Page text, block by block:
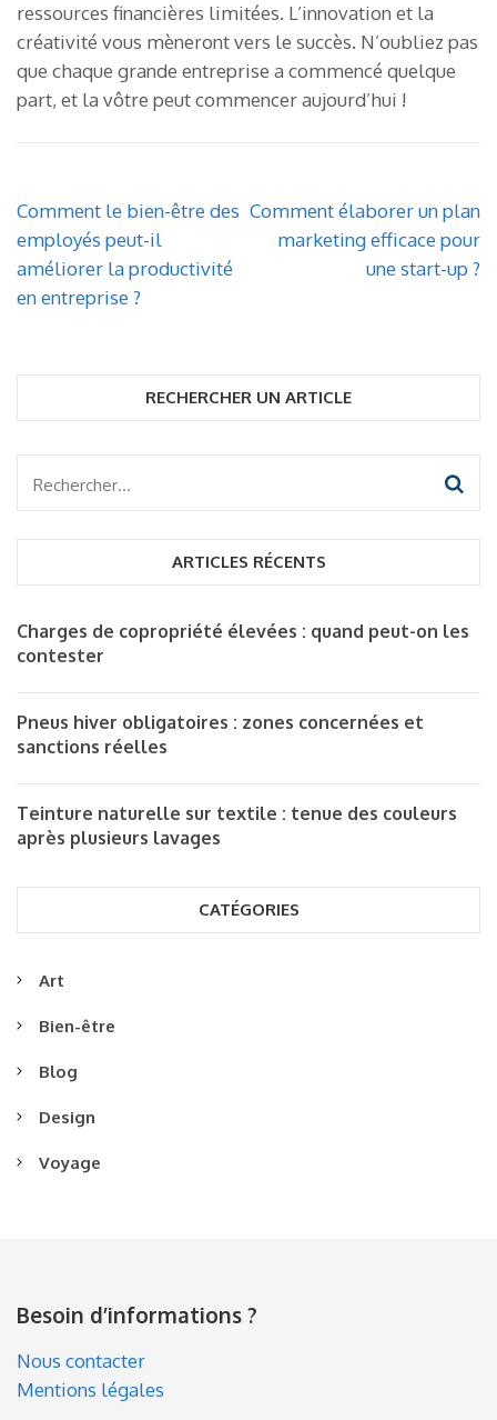
ressources financières limitées. L’innovation et la
créativité vous mèneront vers le succès. N’oubliez pas
que chaque grande entreprise a commencé quelque
part, et la vôtre peut commencer aujourd’hui !
Navigation
de
l’article
Comment le bien-être des
employés peut-il
améliorer la productivité
en entreprise ?
Comment élaborer un plan
marketing efficace pour
une start-up ?
RECHERCHER UN ARTICLE
Rechercher :
ARTICLES RÉCENTS
Charges de copropriété élevées : quand peut-on les
contester
Pneus hiver obligatoires : zones concernées et
sanctions réelles
Teinture naturelle sur textile : tenue des couleurs
après plusieurs lavages
CATÉGORIES
Art
Bien-être
Blog
Design
Voyage
Besoin d’informations ?
Nous contacter
Mentions légales